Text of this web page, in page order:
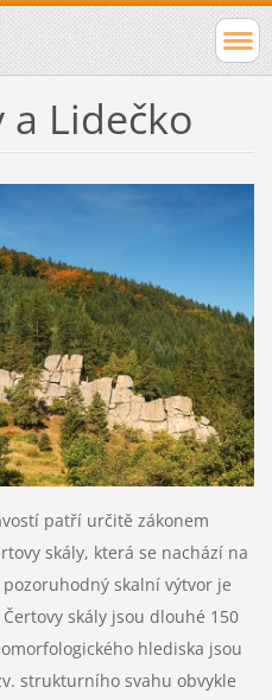
a Lidečko
patří určitě zákonem
skály, která se nachází na
skalní výtvor je
skály jsou dlouhé 150
hlediska jsou
strukturního svahu obvykle